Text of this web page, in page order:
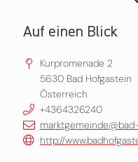
Auf einen Blick
Kurpromenade 2
5630 Bad Hofgastein
Österreich
+4364326240
http://